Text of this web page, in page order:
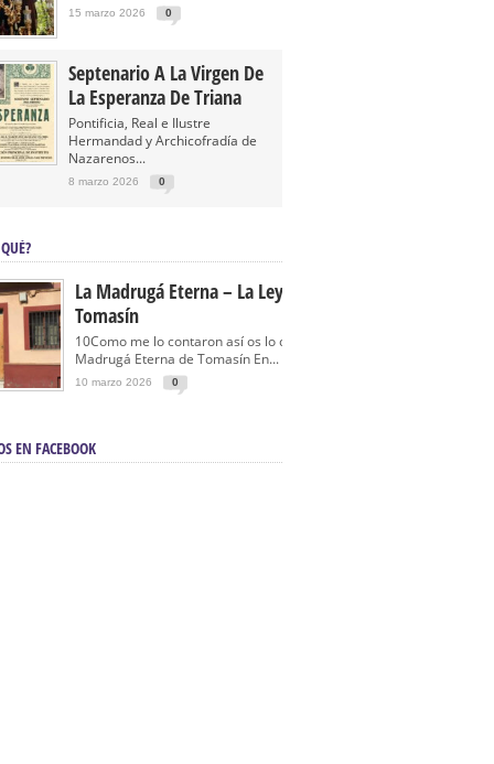
15 marzo 2026 0
Septenario A La Virgen De
La Esperanza De Triana
Pontificia, Real e Ilustre
Hermandad y Archicofradía de
Nazarenos...
8 marzo 2026 0
La Madrugá Eterna – La Leyenda De
Tomasín
10Como me lo contaron así os lo cuento… La
Madrugá Eterna de Tomasín En...
10 marzo 2026 0
EN FACEBOOK